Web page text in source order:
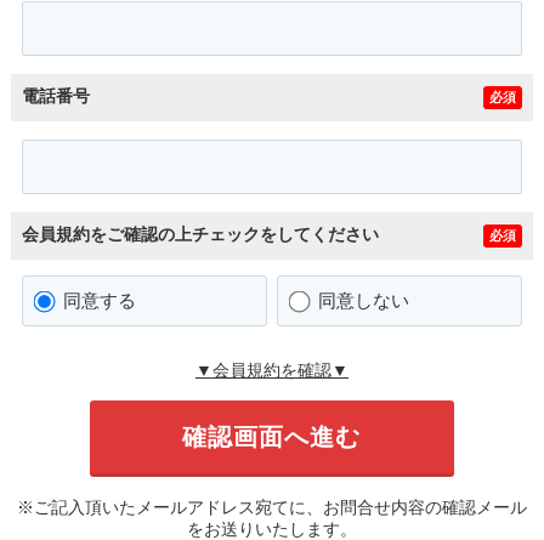
電話番号 必須
会員規約をご確認の上チェックをしてください 必須
同意する 同意しない
▼会員規約を確認▼
※ご記入頂いたメールアドレス宛てに、お問合せ内容の確認メール
をお送りいたします。